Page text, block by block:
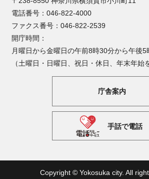
電話番号：046-822-4000
ファクス番号：046-822-2539
開庁時間：
月曜日から金曜日の午前8時30分から午後5
（土曜日・日曜日、祝日・休日、年末年始
庁舎案内
手話で電話
Copyright © Yokosuka city. All